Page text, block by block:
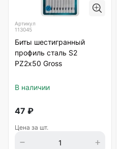
Артикул
113045
Биты шестигранный
профиль сталь S2
PZ2х50 Gross
В наличии
47 ₽
Цена за шт.